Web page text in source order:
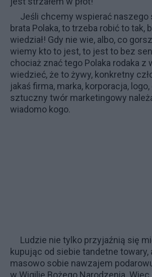
Jeśli chcemy wspierać naszego
brata Polaka, to trzeba robić to tak,
wiedział! Gdy nie wie, albo, co
wiemy kto to jest, to jest to bez
chociaż znać tego Polaka rodaka z
wiedzieć, że to żywy, konkretny
jakaś firma, marka, korporacja,
sztuczny twór marketingowy
wiadomo kogo.
Ludzie nie tylko przyjaźnią się
kupując od siebie tandetne towary,
masowo sobie nawzajem
w Wigilię Bożego Narodzenia.